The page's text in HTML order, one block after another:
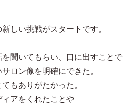
しい挑戦がスタートです。
聞いてもらい、口に出すことで
ロン像を明確にできた。
もありがたかった。
アをくれたことや